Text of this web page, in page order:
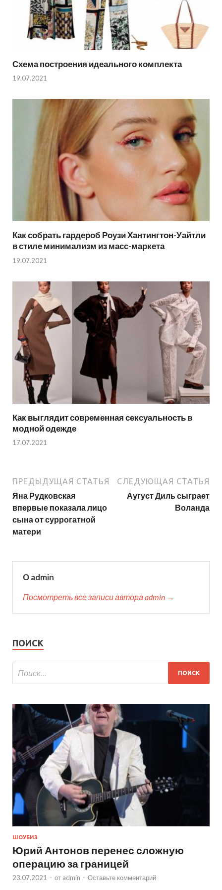
Схема построения идеального комплекта
19.07.2021
Как собрать гардероб Роузи Хантингтон-Уайтли
в стиле минимализм из масс-маркета
19.07.2021
Как выглядит современная сексуальность в
модной одежде
17.07.2021
ПРЕДЫДУЩАЯ СТАТЬЯ
Яна Рудковская
впервые показала лицо
сына от суррогатной
матери
СЛЕДУЮЩАЯ СТАТЬЯ
Аугуст Диль сыграет
Воланда
О admin
Посмотреть все записи автора admin →
ПОИСК
ШОУБИЗ
Юрий Антонов перенес сложную
операцию за границей
23.07.2021 - от admin - Оставьте комментарий